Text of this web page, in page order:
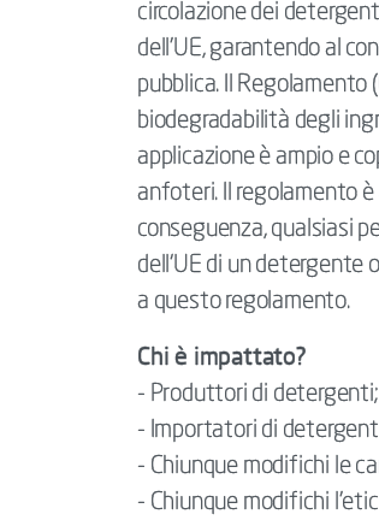
circolazione dei
dell'UE, garantendo al
pubblica. Il
biodegradabilità degli
applicazione è ampio e
anfoteri. Il regolamento
conseguenza, qualsiasi
dell‘UE di un
a questo regolamento.
Chi è impattato?
- Produttori di detergenti;
- Importatori di
- Chiunque modifichi le
- Chiunque modifichi